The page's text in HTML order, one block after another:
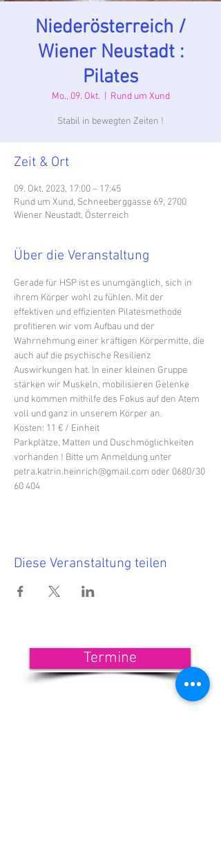
Niederösterreich /
Wiener Neustadt :
Pilates
Mo., 09. Okt. Rund um Xund
Stabil in bewegten Zeiten !
Zeit & Ort
09. Okt. 2023, 17:00 – 17:45
Rund um Xund, Schneeberggasse 69, 2700
Wiener Neustadt, Österreich
Über die Veranstaltung
Gerade für HSP ist es unumgänglich, sich in
ihrem Körper wohl zu fühlen. Mit der
effektiven und effizienten Pilatesmethode
profitieren wir vom Aufbau und der
Wahrnehmung einer kräftigen Körpermitte, die
auch auf die psychische Resilienz
Auswirkungen hat. In einer kleinen Gruppe
stärken wir Muskeln, mobilisieren Gelenke
und kommen mithilfe des Fokus auf den Atem
voll und ganz in unserem Körper an.
Kosten: 11 € / Einheit
Parkplätze, Matten und Duschmöglichkeiten
vorhanden ! Bitte um Anmeldung unter
petra.katrin.heinrich@gmail.com oder 0680/30
60 404
Diese Veranstaltung teilen
Termine
<<< Hier findest Du die aktuellen